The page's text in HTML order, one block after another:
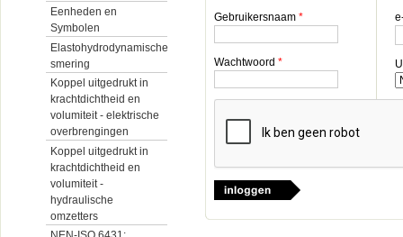
Eenheden en
Symbolen
Elastohydrodynamische
smering
Koppel uitgedrukt in
krachtdichtheid en
volumiteit - elektrische
overbrengingen
Koppel uitgedrukt in
krachtdichtheid en
volumiteit -
hydraulische
omzetters
Gebruikersnaam *
Wachtwoord *